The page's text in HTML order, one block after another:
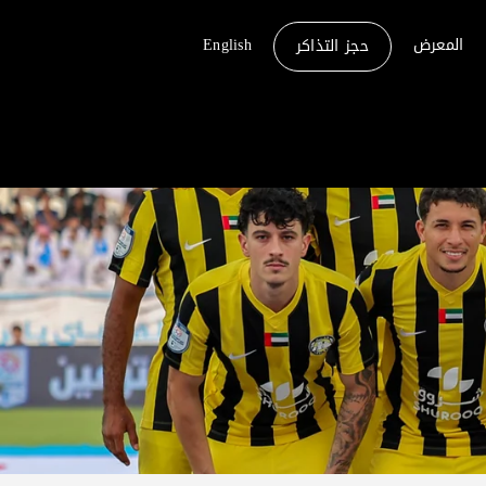
المعرض حجز التذاكر English